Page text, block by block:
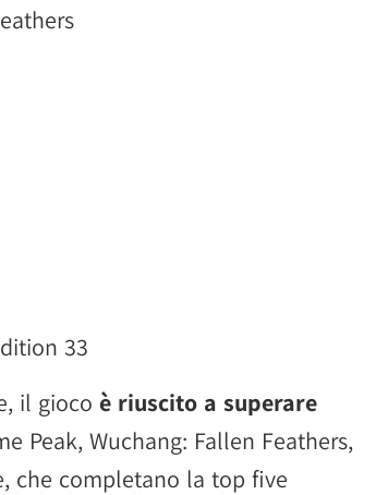
33
il gioco è riuscito a superare
Peak, Wuchang: Fallen Feathers,
che completano la top five